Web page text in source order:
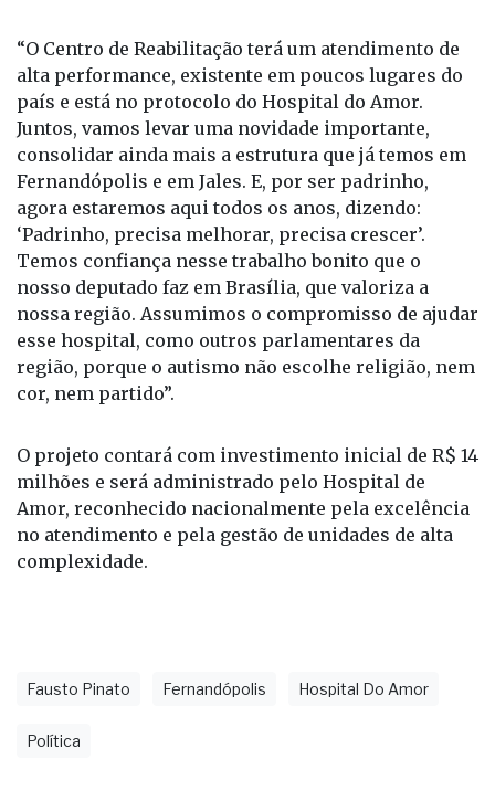
“O Centro de Reabilitação terá um atendimento de
alta performance, existente em poucos lugares do
país e está no protocolo do Hospital do Amor.
Juntos, vamos levar uma novidade importante,
consolidar ainda mais a estrutura que já temos em
Fernandópolis e em Jales. E, por ser padrinho,
agora estaremos aqui todos os anos, dizendo:
‘Padrinho, precisa melhorar, precisa crescer’.
Temos confiança nesse trabalho bonito que o
nosso deputado faz em Brasília, que valoriza a
nossa região. Assumimos o compromisso de ajudar
esse hospital, como outros parlamentares da
região, porque o autismo não escolhe religião, nem
cor, nem partido”.
O projeto contará com investimento inicial de R$ 14
milhões e será administrado pelo Hospital de
Amor, reconhecido nacionalmente pela excelência
no atendimento e pela gestão de unidades de alta
complexidade.
Fausto Pinato Fernandópolis Hospital Do Amor
Política